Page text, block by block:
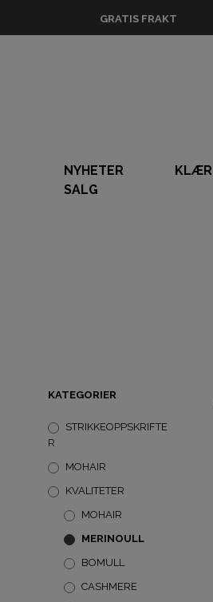
GRATIS FRAKT
NYHETER KLÆR
SALG
KATEGORIER
STRIKKEOPPSKRIFTE
R
MOHAIR
KVALITETER
MOHAIR
MERINOULL
BOMULL
CASHMERE